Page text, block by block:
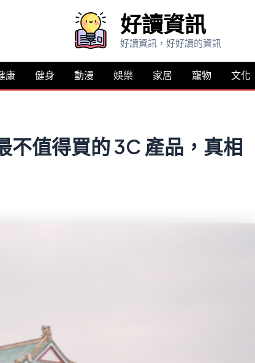
好讀資訊
好讀資訊，好好讀的資訊
康 健身 動漫 娛樂 家居 寵物 文化
值得買的 3C 產品，真相